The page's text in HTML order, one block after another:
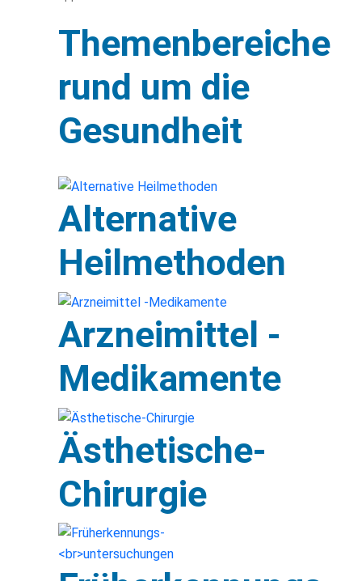
Themenbereiche
rund um die
Gesundheit
Alternative
Heilmethoden
Arzneimittel -
Medikamente
Ästhetische-
Chirurgie